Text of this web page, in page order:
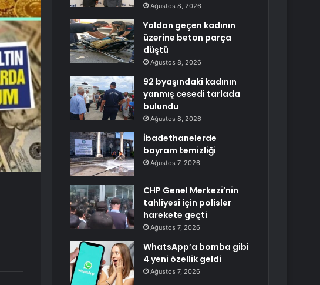
Ağustos 8, 2026
Yoldan geçen kadının
üzerine beton parça
düştü
Ağustos 8, 2026
92 byaşındaki kadının
yanmış cesedi tarlada
bulundu
Ağustos 8, 2026
İbadethanelerde
bayram temizliği
Ağustos 7, 2026
CHP Genel Merkezi’nin
tahliyesi için polisler
harekete geçti
Ağustos 7, 2026
WhatsApp’a bomba gibi
4 yeni özellik geldi
Ağustos 7, 2026